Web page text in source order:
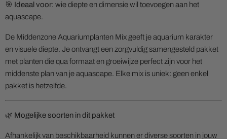
🎯 Ideaal voor: wie diepte en dimensie wil toevoegen aan het
aquascape.
De Middenzone Aquariumplanten Mix geeft je aquarium karakter
en visuele diepte. Je ontvangt een zorgvuldig samengesteld pakket
met planten die qua formaat en groeiwijze perfect zijn voor het
middenste plan van je aquascape. Elke mix is uniek: geen enkel
pakket is hetzelfde.
🌿 Mogelijke soorten in dit pakket
Afhankelijk van beschikbaarheid kunnen er diverse soorten in jouw